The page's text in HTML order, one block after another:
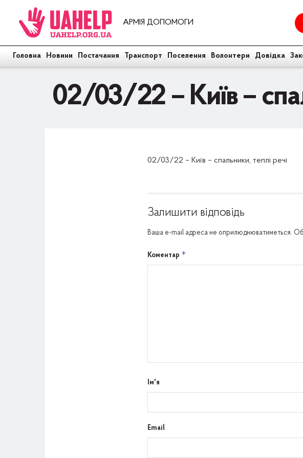
АРМІЯ ДОПОМОГИ
Головна Новини Постачання Транспорт Поселення Волонтери Довідка
02/03/22 – Київ –
02/03/22 – Київ – спальники, теплі речі
Залишити відповідь
Ваша e-mail адреса не оприлюднюватиметься.
Коментар *
Ім'я
Email